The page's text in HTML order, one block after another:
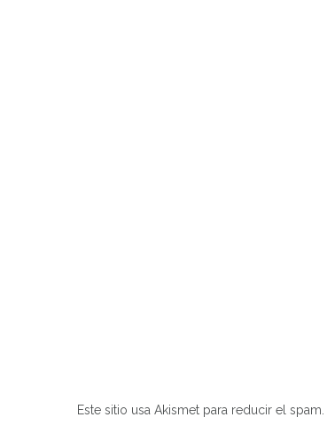
Este sitio usa Akismet para reducir el spam.